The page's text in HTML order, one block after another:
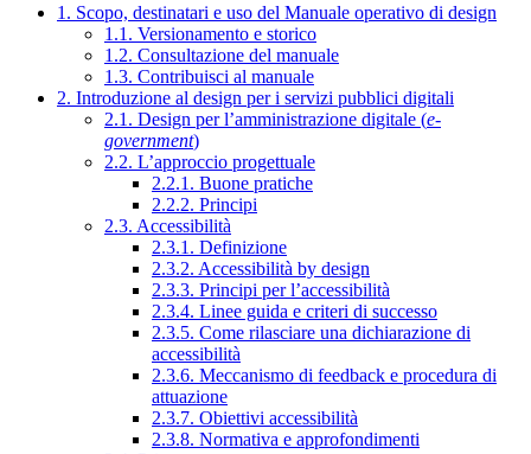
1. Scopo, destinatari e uso del Manuale operativo di design
1.1. Versionamento e storico
1.2. Consultazione del manuale
1.3. Contribuisci al manuale
2. Introduzione al design per i servizi pubblici digitali
2.1. Design per l’amministrazione digitale (e-
government)
2.2. L’approccio progettuale
2.2.1. Buone pratiche
2.2.2. Principi
2.3. Accessibilità
2.3.1. Definizione
2.3.2. Accessibilità by design
2.3.3. Principi per l’accessibilità
2.3.4. Linee guida e criteri di successo
2.3.5. Come rilasciare una dichiarazione di
accessibilità
2.3.6. Meccanismo di feedback e procedura di
attuazione
2.3.7. Obiettivi accessibilità
2.3.8. Normativa e approfondimenti